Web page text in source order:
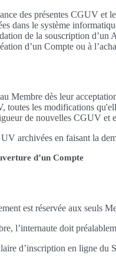
des présentes CGUV et
dans le système
de la souscription
d’un Compte ou à
Membre dès leur
toutes les modifications
de nouvelles CGUV et
archivées en faisant la
d’un Compte
est réservée aux seuls
l’internaute doit
d’inscription en ligne du